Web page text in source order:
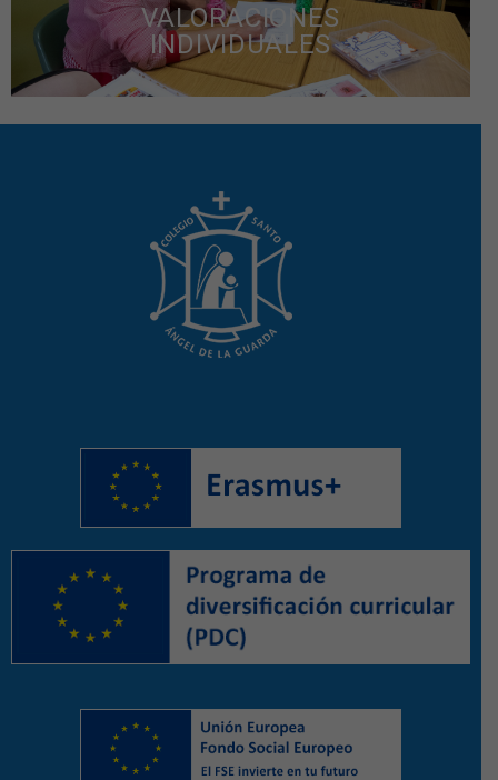
VALORACIONES
INDIVIDUALES
valoraciones cuando la situación lo requiere, así
como actualizaciones en cambios de curso o
etapa. Estas valoraciones ayudan tanto al
alumnado, familias y profesorado a progresar en
aprendizaje y en autoconocerse.